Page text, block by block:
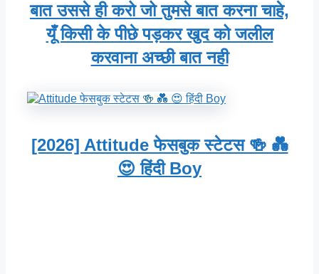
बात उससे ही करो जो तुमसे बात करना चाहे,
यूँ किसी के पीछे पड़कर खुद को जलील
करवाना अच्छी बात नही
[2026] Attitude फेसबुक स्टेटस 🍻 💑
😍 हिंदी Boy